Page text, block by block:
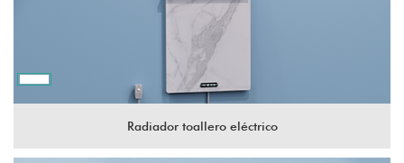
Radiador toallero eléctrico